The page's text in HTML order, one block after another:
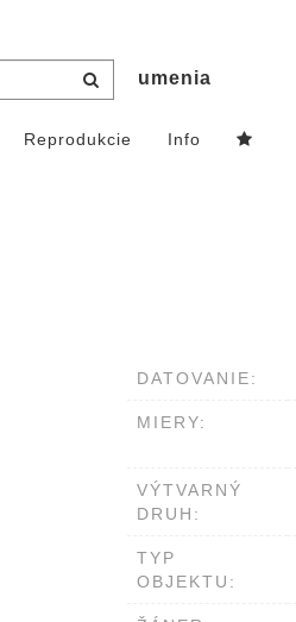
umenia
Reprodukcie Info
DATOVANIE:
MIERY:
VÝTVARNÝ
DRUH:
TYP
OBJEKTU: